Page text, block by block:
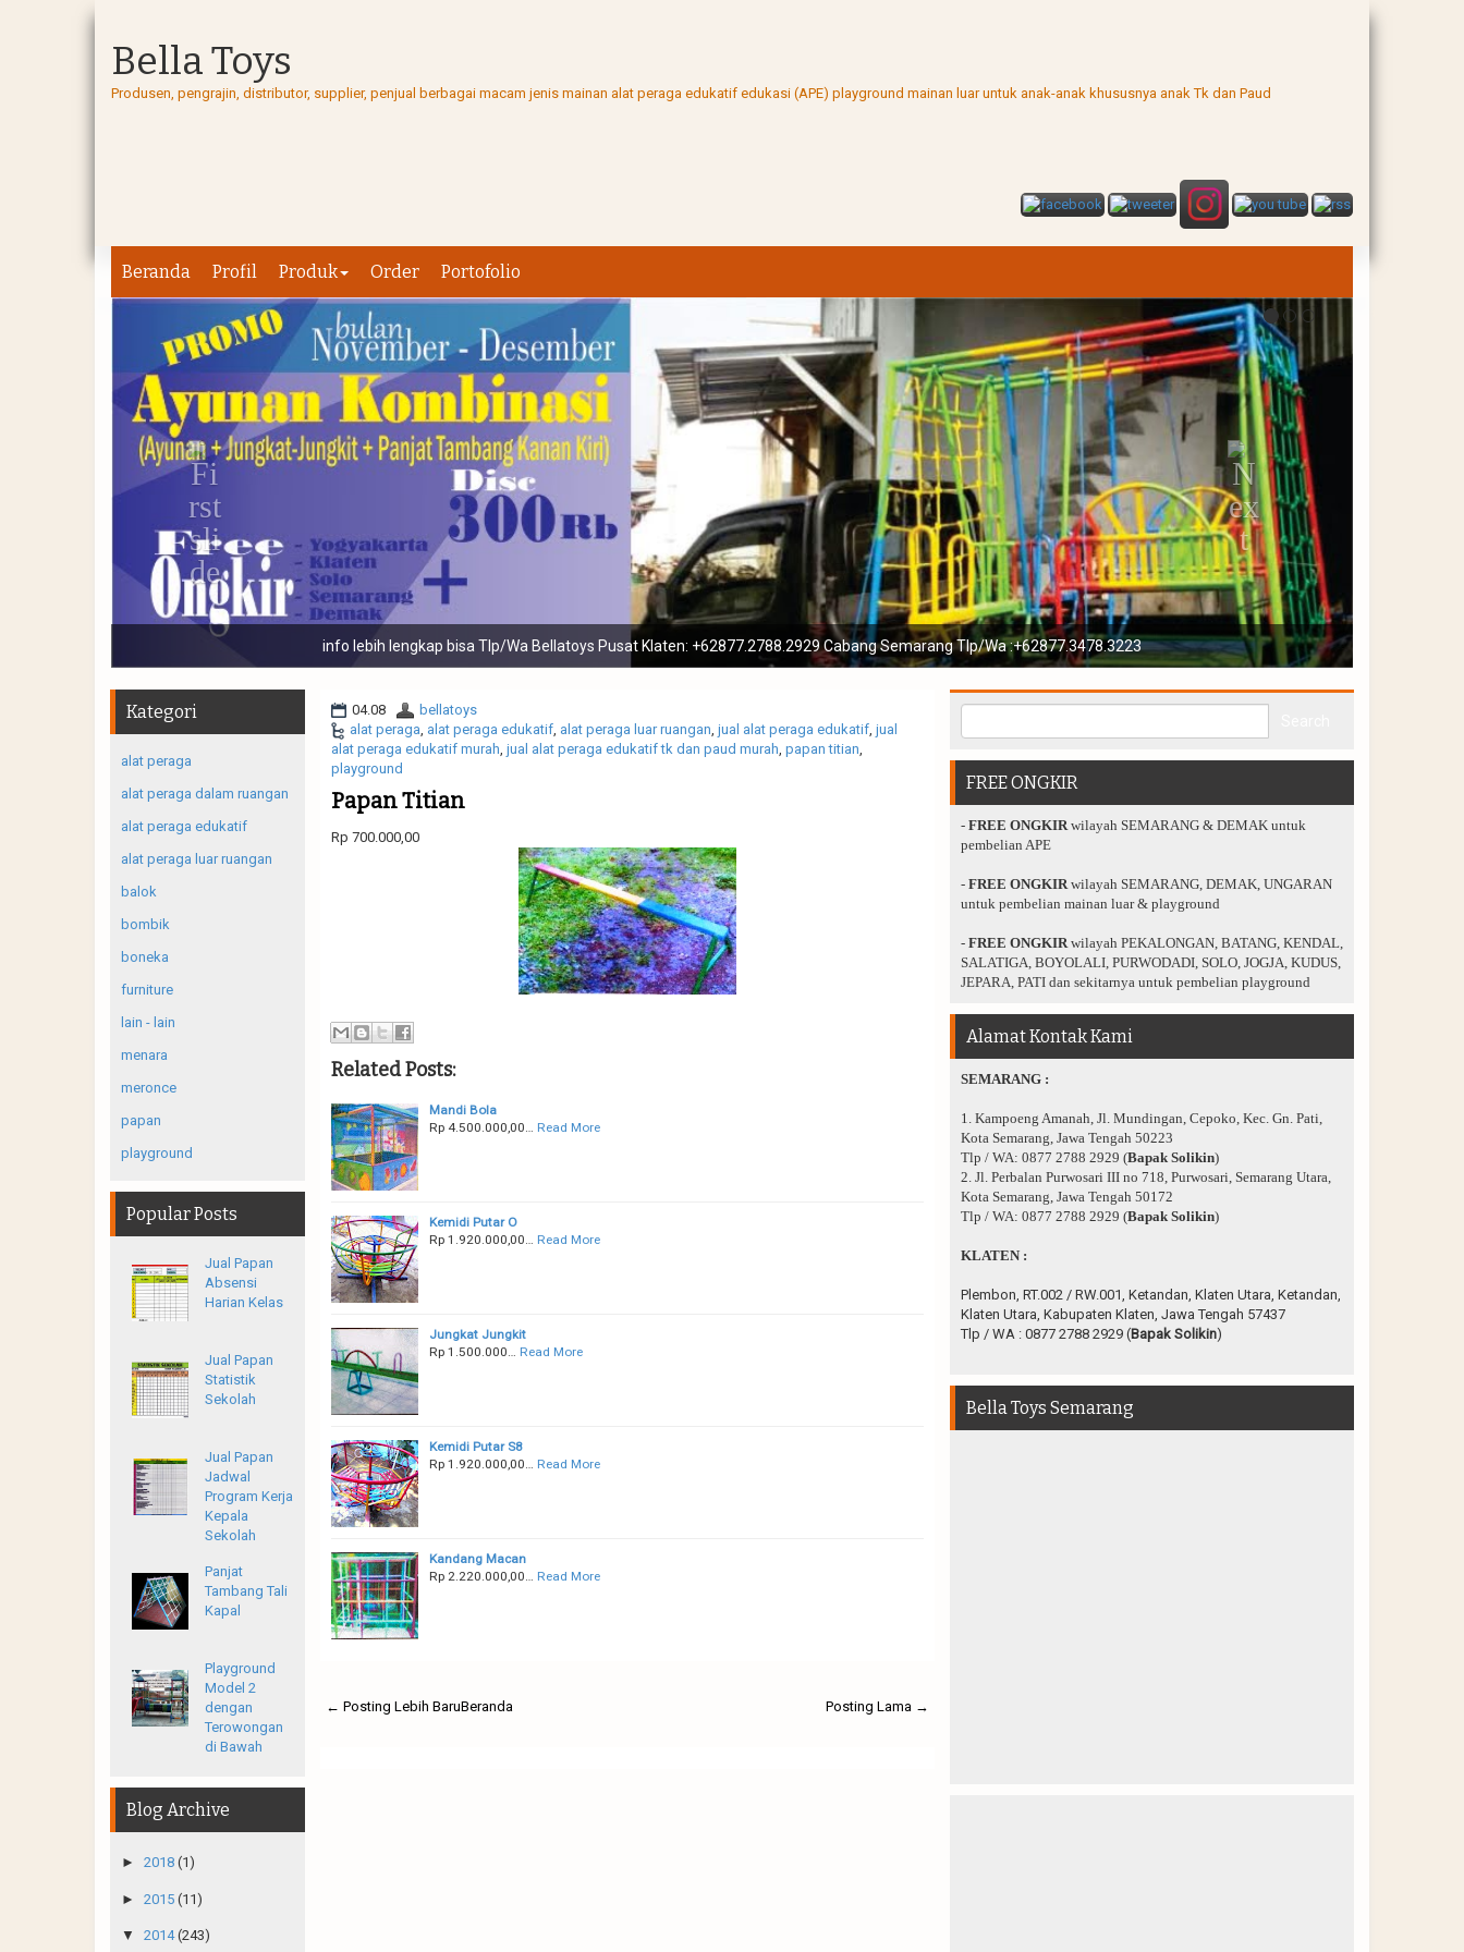
Bella Toys
Produsen, pengrajin, distributor, supplier, penjual berbagai macam jenis mainan alat peraga edukatif edukasi (APE) playground mainan luar untuk anak-anak khususnya anak Tk dan Paud
Beranda Profil Produk Order Portofolio
Banyak macam jenis playground mainan luar dan menerima jasa reparasi pengecatan playground anda
04.08
bellatoys
alat peraga, alat peraga edukatif, alat peraga luar ruangan, jual alat peraga edukatif, jual
alat peraga edukatif murah, jual alat peraga edukatif tk dan paud murah, papan titian,
playground
Papan Titian
Rp 700.000,00
Related Posts:
Mandi Bola
Rp 4.500.000,00…
Read More
Kemidi Putar O
Rp 1.920.000,00…
Read More
Jungkat Jungkit
Rp 1.500.000…
Read More
Kemidi Putar S8
Rp 1.920.000,00…
Read More
Kandang Macan
Rp 2.220.000,00…
Read More
← Posting Lebih Baru Posting Lama →
Beranda
Kategori
alat peraga
alat peraga dalam ruangan
alat peraga edukatif
alat peraga luar ruangan
balok
bombik
boneka
furniture
lain - lain
menara
meronce
papan
playground
Popular Posts
Jual Papan
Absensi
Harian Kelas
Jual Papan
Statistik
Sekolah
Jual Papan
Jadwal
Program Kerja
Kepala
Sekolah
Panjat
Tambang Tali
Kapal
Playground
Model 2
dengan
Terowongan
di Bawah
Blog Archive
► 2018 (1)
► 2015 (11)
▼ 2014 (243)
FREE ONGKIR
- FREE ONGKIRwilayah SEMARANG & DEMAK untuk
pembelian APE
- FREE ONGKIRwilayah SEMARANG, DEMAK, UNGARAN
untuk pembelian mainan luar & playground
- FREE ONGKIRwilayah PEKALONGAN, BATANG, KENDAL,
SALATIGA, BOYOLALI, PURWODADI, SOLO, JOGJA, KUDUS,
JEPARA, PATI dan sekitarnya untuk pembelian playground
Alamat Kontak Kami
SEMARANG :
1. Kampoeng Amanah, Jl. Mundingan, Cepoko, Kec. Gn. Pati,
Kota Semarang, Jawa Tengah 50223
Tlp / WA: 0877 2788 2929 (Bapak Solikin)
2. Jl. Perbalan Purwosari III no 718, Purwosari, Semarang Utara,
Kota Semarang, Jawa Tengah 50172
Tlp / WA: 0877 2788 2929 (Bapak Solikin)
KLATEN :
Plembon, RT.002 / RW.001, Ketandan, Klaten Utara, Ketandan,
Klaten Utara, Kabupaten Klaten, Jawa Tengah 57437
Tlp / WA : 0877 2788 2929 (Bapak Solikin)
Bella Toys Semarang